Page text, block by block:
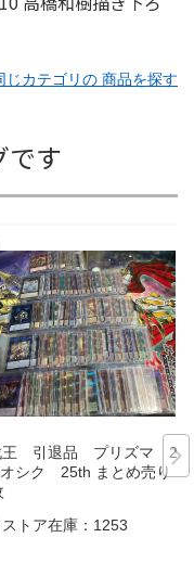
じカテゴリの 商品を探す
です
王 引退品 プリズマ 20t
オシク 25th まとめ売り
トア在庫： 1253